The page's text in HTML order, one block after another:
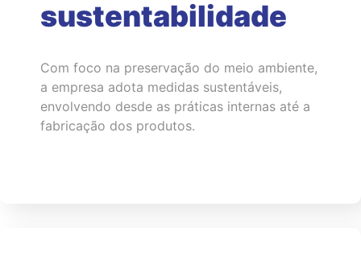
sustentabilidade
Com foco na preservação do meio ambiente,
a empresa adota medidas sustentáveis,
envolvendo desde as práticas internas até a
fabricação dos produtos.